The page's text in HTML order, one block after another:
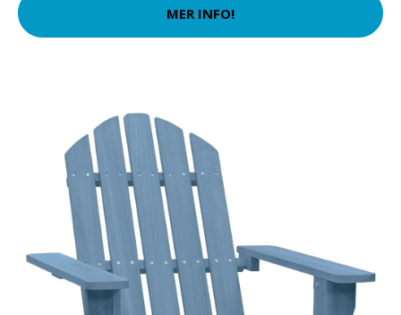
MER INFO!